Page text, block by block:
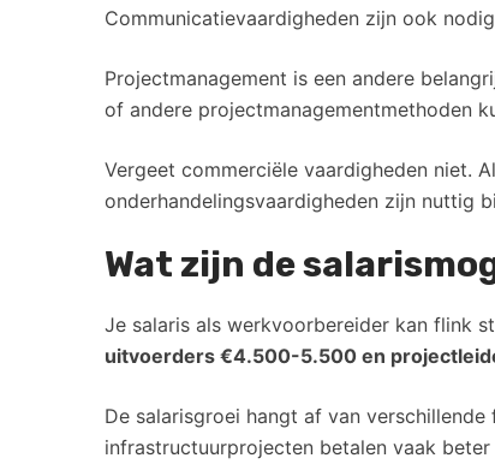
Communicatievaardigheden zijn ook
Projectmanagement is een andere
of andere projectmanagementmethoden
Vergeet commerciële vaardigheden niet.
onderhandelingsvaardigheden zijn nuttig
Wat zijn de
Je salaris als werkvoorbereider kan flink
uitvoerders €4.500-5.500 en
De salarisgroei hangt af van
infrastructuurprojecten betalen vaak